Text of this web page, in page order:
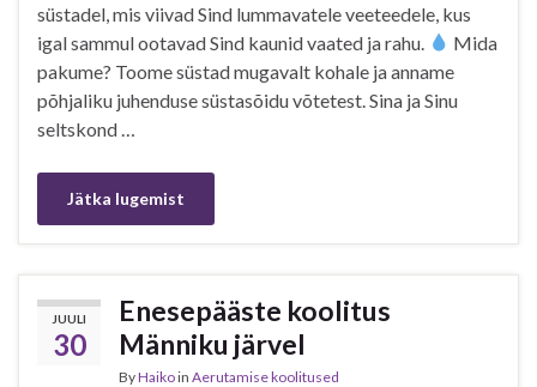
süstadel, mis viivad Sind lummavatele veeteedele, kus
igal sammul ootavad Sind kaunid vaated ja rahu.
Mida
pakume? Toome süstad mugavalt kohale ja anname
põhjaliku juhenduse süstasõidu võtetest. Sina ja Sinu
seltskond …
Jätka lugemist
JUULI
30
Enesepääste koolitus
Männiku järvel
ByHaikoin Aerutamise koolitused